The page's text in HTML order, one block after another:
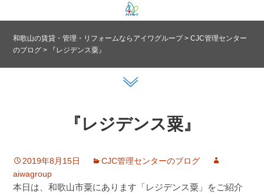
和歌山の賃貸・管理・リフォームならアイワグループ>CJC管理センター
のブログ > 『レジデンス粟』
『レジデンス粟』
2019年8月15日
CJC管理センターのブログ
aiwagroup
本日は、和歌山市粟にあります「レジデンス粟」をご紹介